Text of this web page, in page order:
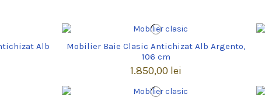
Alb
Mobilier Baie Clasic Antichizat Alb Argento,
106 cm
1.850,00 lei